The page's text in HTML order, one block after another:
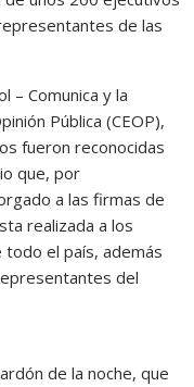
de las
– Comunica y la
Pública (CEOP),
fueron reconocidas
que, por
a las firmas de
realizada a los
el país, además
del
de la noche, que